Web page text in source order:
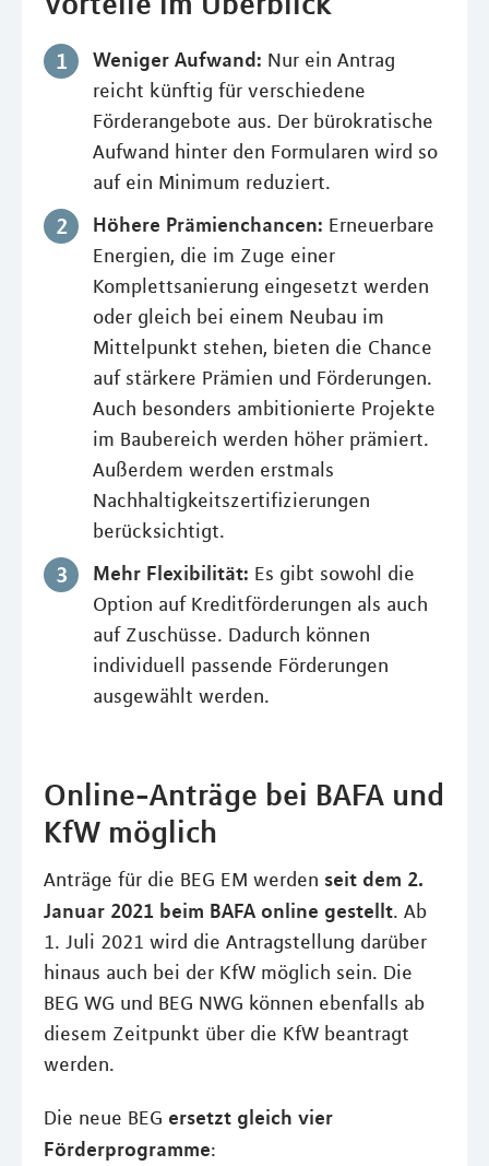
Weniger Aufwand: Nur ein Antrag
reicht künftig für verschiedene
Förderangebote aus. Der bürokratische
Aufwand hinter den Formularen wird so
auf ein Minimum reduziert.
Höhere Prämienchancen: Erneuerbare
Energien, die im Zuge einer
Komplettsanierung eingesetzt werden
oder gleich bei einem Neubau im
Mittelpunkt stehen, bieten die Chance
auf stärkere Prämien und Förderungen.
Auch besonders ambitionierte Projekte
im Baubereich werden höher prämiert.
Außerdem werden erstmals
Nachhaltigkeitszertifizierungen
berücksichtigt.
Mehr Flexibilität: Es gibt sowohl die
Option auf Kreditförderungen als auch
auf Zuschüsse. Dadurch können
individuell passende Förderungen
ausgewählt werden.
Online-Anträge bei BAFA und
KfW möglich
Anträge für die BEG EM werden seit dem 2.
Januar 2021 beim BAFA online gestellt. Ab
1. Juli 2021 wird die Antragstellung darüber
hinaus auch bei der KfW möglich sein. Die
BEG WG und BEG NWG können ebenfalls ab
diesem Zeitpunkt über die KfW beantragt
werden.
Die neue BEG ersetzt gleich vier
Förderprogramme: